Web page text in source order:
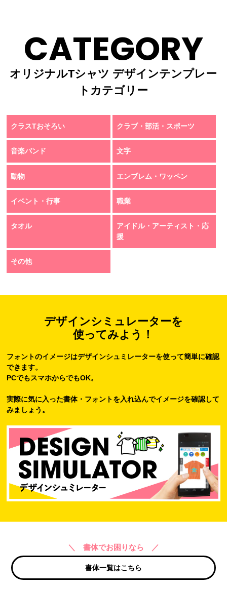
CATEGORY
オリジナルTシャツ デザインテンプレー
トカテゴリー
クラスTおそろい クラブ・部活・スポーツ
音楽バンド 文字
動物 エンブレム・ワッペン
イベント・行事 職業
タオル
アイドル・アーティスト・応
援
その他
デザインシミュレーターを
使ってみよう！
フォントのイメージはデザインシュミレーターを使って簡単に確認
できます。
PCでもスマホからでもOK。
実際に気に入った書体・フォントを入れ込んでイメージを確認して
みましょう。
＼ 書体でお困りなら ／
書体一覧はこちら